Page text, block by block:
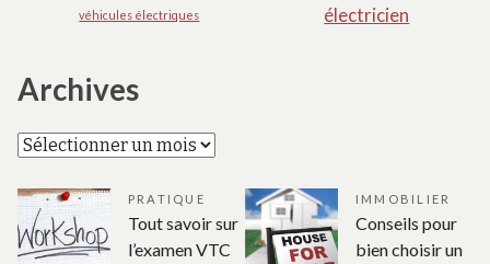
véhicules électriques électricien
Archives
Archives
PRATIQUE
Tout savoir sur
l’examen VTC
IMMOBILIER
Conseils pour
bien choisir un